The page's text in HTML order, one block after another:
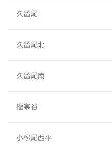
久留尾
久留尾北
久留尾南
極楽谷
小松尾西平